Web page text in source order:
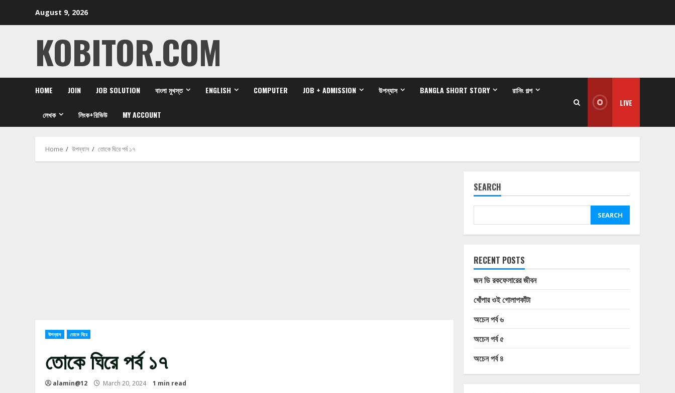
August 9, 2026
KOBITOR.COM
HOME JOIN JOB SOLUTION বাংলা মুখস্ত ENGLISH COMPUTER JOB + ADMISSION উপন্যাস BANGLA SHORT STORY রানিং গল্প
লেখক লিংক+রিভিউ MY ACCOUNT
LIVE
Home উপন্যাস তোকে ঘিরে পর্ব ১৭
উপন্যাস তোকে ঘিরে
তোকে ঘিরে পর্ব ১৭
alamin@12 March 20, 2024 1 min read
SEARCH
SEARCH
RECENT POSTS
জন ডি রকফেলারের জীবন
খোঁপার ওই গোলাপকাঁটা
অচেন পর্ব ৬
অচেন পর্ব ৫
অচেন পর্ব ৪